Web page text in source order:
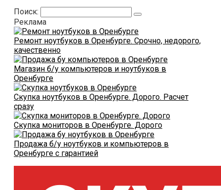
Поиск:
Реклама
Ремонт ноутбуков в Оренбурге. Срочно, недорого,
качественно
Магазин б/у компьютеров и ноутбуков в
Оренбурге
Скупка ноутбуков в Оренбурге. Дорого. Расчет
сразу
Скупка мониторов в Оренбурге. Дорого
Продажа б/у ноутбуков и компьютеров в
Оренбурге с гарантией